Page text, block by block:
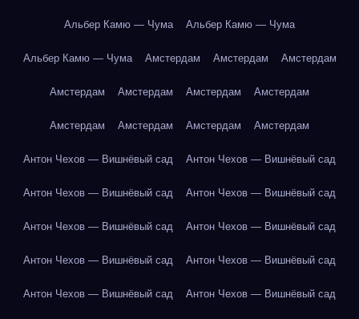
Альбер Камю — Чума Альбер Камю — Чума
Альбер Камю — Чума Амстердам Амстердам Амстердам
Амстердам Амстердам Амстердам Амстердам
Амстердам Амстердам Амстердам Амстердам
Антон Чехов — Вишнёвый сад Антон Чехов — Вишнёвый сад
Антон Чехов — Вишнёвый сад Антон Чехов — Вишнёвый сад
Антон Чехов — Вишнёвый сад Антон Чехов — Вишнёвый сад
Антон Чехов — Вишнёвый сад Антон Чехов — Вишнёвый сад
Антон Чехов — Вишнёвый сад Антон Чехов — Вишнёвый сад